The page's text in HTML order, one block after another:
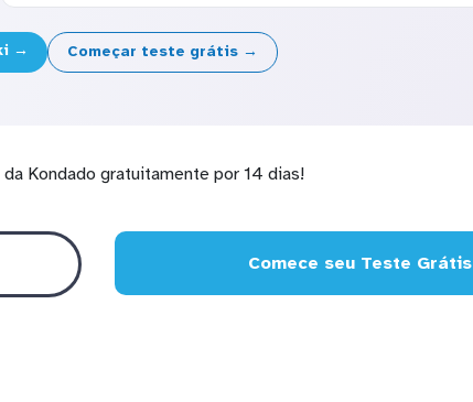
→ Começar teste grátis →
Kondado gratuitamente por 14 dias!
Comece seu Teste Grátis